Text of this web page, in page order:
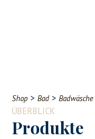
Contact
Shop > Bad > Badwäsche
ÜBERBLICK
Produkte